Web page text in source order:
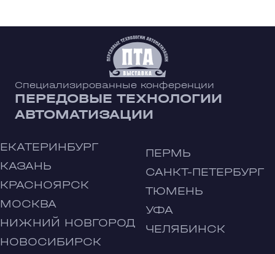
Специализированные конференции
ПЕРЕДОВЫЕ ТЕХНОЛОГИИ
АВТОМАТИЗАЦИИ
ЕКАТЕРИНБУРГ
КАЗАНЬ
КРАСНОЯРСК
МОСКВА
НИЖНИЙ НОВГОРОД
НОВОСИБИРСК
ПЕРМЬ
САНКТ-ПЕТЕРБУРГ
ТЮМЕНЬ
УФА
ЧЕЛЯБИНСК